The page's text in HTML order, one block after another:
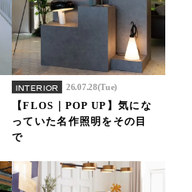
INTERIOR 26.07.28(Tue)
【FLOS｜POP UP】気にな
っていた名作照明をその目
で